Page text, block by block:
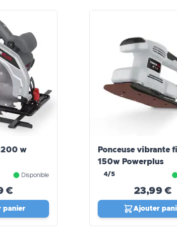
w
Disponible
€
panier
Ponceuse vibrante
150w Powerplus
4/5
23,99 €
Ajouter